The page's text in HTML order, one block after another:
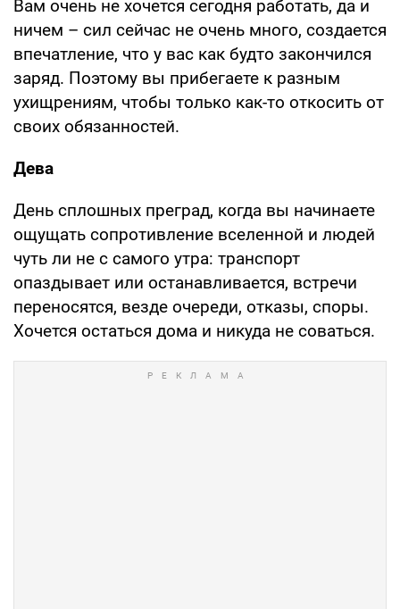
Вам очень не хочется сегодня работать, да и
ничем – сил сейчас не очень много, создается
впечатление, что у вас как будто закончился
заряд. Поэтому вы прибегаете к разным
ухищрениям, чтобы только как-то откосить от
своих обязанностей.
Дева
День сплошных преград, когда вы начинаете
ощущать сопротивление вселенной и людей
чуть ли не с самого утра: транспорт
опаздывает или останавливается, встречи
переносятся, везде очереди, отказы, споры.
Хочется остаться дома и никуда не соваться.